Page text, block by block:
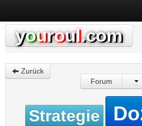
youroul.com
Zurück
Forum
Strategie